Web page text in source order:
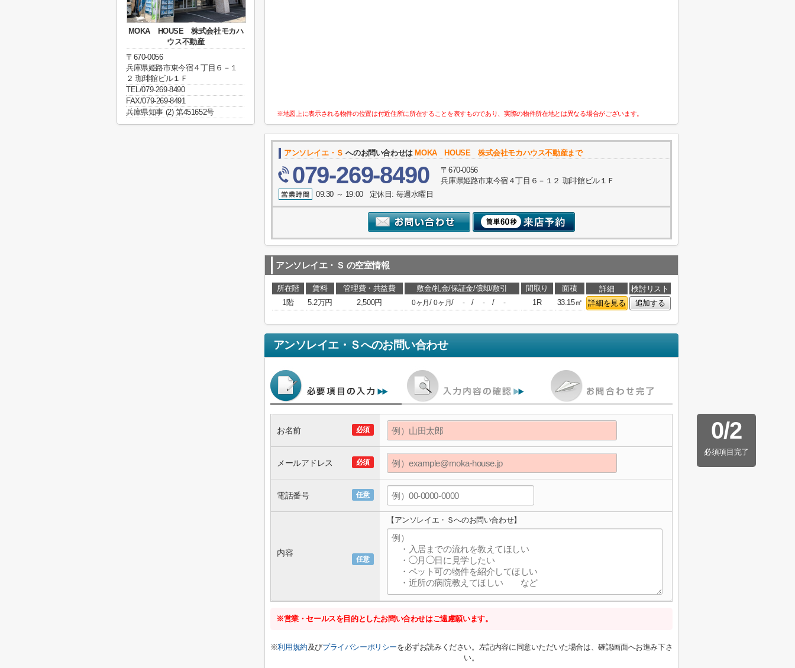
※地図上に表示される物件の位置は付近住所に所在することを表すものであり、実際の物件所在地とは異なる場合がございます。
アンソレイエ・Ｓ へのお問い合わせは MOKA HOUSE 株式会社モカハウス不動産まで
079-269-8490
〒670-0056
兵庫県姫路市東今宿４丁目６－１２ 珈琲館ビル１Ｆ
09:30 ～ 19:00 定休日: 毎週水曜日
アンソレイエ・Ｓ の空室情報
所在階 賃料 管理費・共益費 敷金/礼金/保証金/償却/敷引 間取り 面積 詳細
検討リスト
1階
5.2万円 2,500円 0ヶ月/0ヶ月/ - / - / - 1R 33.15㎡ 詳細を見る 追加する
アンソレイエ・Ｓへのお問い合わせ
0/2
必須項目完了
必須
お名前
必須
メールアドレス
任意
電話番号
任意
内容
【アンソレイエ・Ｓへのお問い合わせ】
※営業・セールスを目的としたお問い合わせはご遠慮願います。
※利用規約及びプライバシーポリシーを必ずお読みください。左記内容に同意いただいた場合は、確認画面へお進み下さ
い。
MOKA HOUSE 株式会社モカハ
ウス不動産
〒670-0056
兵庫県姫路市東今宿４丁目６－１
２ 珈琲館ビル１Ｆ
TEL/079-269-8490
FAX/079-269-8491
兵庫県知事 (2) 第451652号